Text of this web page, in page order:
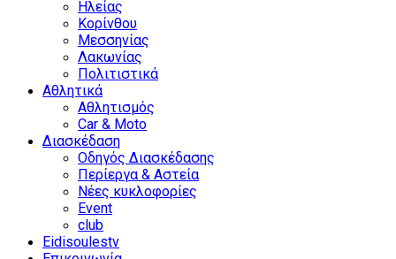
Ηλείας
Κορίνθου
Μεσσηνίας
Λακωνίας
Πολιτιστικά
Αθλητικά
Αθλητισμός
Car & Moto
Διασκέδαση
Οδηγός Διασκέδασης
Περίεργα & Αστεία
Νέες κυκλοφορίες
Event
club
Eidisoulestv